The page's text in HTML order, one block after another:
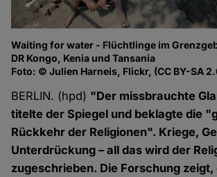
Waiting for water - Flüchtlinge im
DR Kongo, Kenia und Tansania
Foto: © Julien Harneis, Flickr, (CC BY-SA
BERLIN. (hpd) "Der missbrauchte
titelte der Spiegel und beklagte die
Rückkehr der Religionen". Kriege,
Unterdrückung – all das wird der
zugeschrieben. Die Forschung zeigt,